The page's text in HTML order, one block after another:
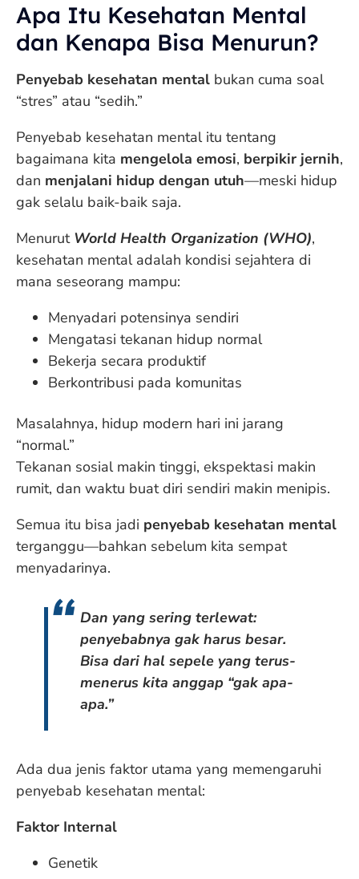
Apa Itu Kesehatan Mental
dan Kenapa Bisa Menurun?
Penyebab kesehatan mental bukan cuma soal
“stres” atau “sedih.”
Penyebab kesehatan mental itu tentang
bagaimana kita mengelola emosi, berpikir jernih,
dan menjalani hidup dengan utuh—meski hidup
gak selalu baik-baik saja.
Menurut World Health Organization (WHO),
kesehatan mental adalah kondisi sejahtera di
mana seseorang mampu:
Menyadari potensinya sendiri
Mengatasi tekanan hidup normal
Bekerja secara produktif
Berkontribusi pada komunitas
Masalahnya, hidup modern hari ini jarang
“normal.”
Tekanan sosial makin tinggi, ekspektasi makin
rumit, dan waktu buat diri sendiri makin menipis.
Semua itu bisa jadi penyebab kesehatan mental
terganggu—bahkan sebelum kita sempat
menyadarinya.
Dan yang sering terlewat:
penyebabnya gak harus besar.
Bisa dari hal sepele yang terus-
menerus kita anggap “gak apa-
apa.”
Ada dua jenis faktor utama yang memengaruhi
penyebab kesehatan mental:
Faktor Internal
Genetik